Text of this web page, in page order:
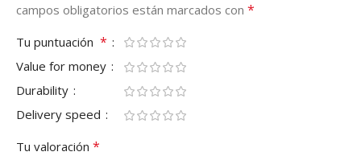
campos obligatorios están marcados con *
Tu puntuación *
Value for money
Durability
Delivery speed
Tu valoración *